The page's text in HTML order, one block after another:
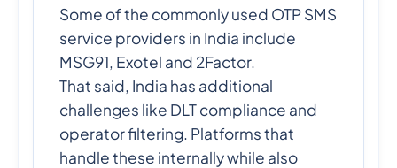
Some of the commonly used OTP SMS
service providers in India include
MSG91, Exotel and 2Factor.
That said, India has additional
challenges like DLT compliance and
operator filtering. Platforms that
handle these internally while also